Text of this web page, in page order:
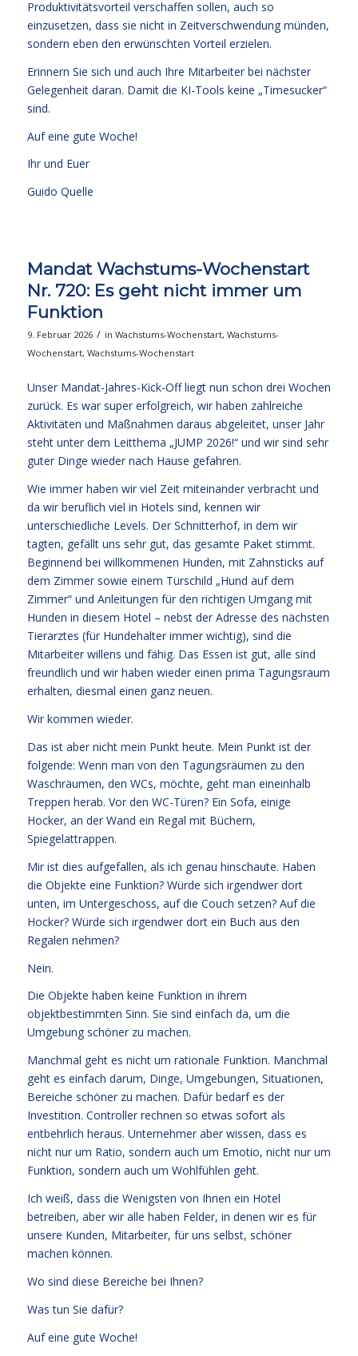
Produktivitätsvorteil verschaffen sollen, auch so
einzusetzen, dass sie nicht in Zeitverschwendung münden,
sondern eben den erwünschten Vorteil erzielen.
Erinnern Sie sich und auch Ihre Mitarbeiter bei nächster
Gelegenheit daran. Damit die KI-Tools keine „Timesucker“
sind.
Auf eine gute Woche!
Ihr und Euer
Guido Quelle
Mandat Wachstums-Wochenstart
Nr. 720: Es geht nicht immer um
Funktion
9. Februar 2026 / in Wachstums-Wochenstart, Wachstums-
Wochenstart, Wachstums-Wochenstart
Unser Mandat-Jahres-Kick-Off liegt nun schon drei Wochen
zurück. Es war super erfolgreich, wir haben zahlreiche
Aktivitäten und Maßnahmen daraus abgeleitet, unser Jahr
steht unter dem Leitthema „JUMP 2026!“ und wir sind sehr
guter Dinge wieder nach Hause gefahren.
Wie immer haben wir viel Zeit miteinander verbracht und
da wir beruflich viel in Hotels sind, kennen wir
unterschiedliche Levels. Der Schnitterhof, in dem wir
tagten, gefällt uns sehr gut, das gesamte Paket stimmt.
Beginnend bei willkommenen Hunden, mit Zahnsticks auf
dem Zimmer sowie einem Türschild „Hund auf dem
Zimmer“ und Anleitungen für den richtigen Umgang mit
Hunden in diesem Hotel – nebst der Adresse des nächsten
Tierarztes (für Hundehalter immer wichtig), sind die
Mitarbeiter willens und fähig. Das Essen ist gut, alle sind
freundlich und wir haben wieder einen prima Tagungsraum
erhalten, diesmal einen ganz neuen.
Wir kommen wieder.
Das ist aber nicht mein Punkt heute. Mein Punkt ist der
folgende: Wenn man von den Tagungsräumen zu den
Waschräumen, den WCs, möchte, geht man eineinhalb
Treppen herab. Vor den WC-Türen? Ein Sofa, einige
Hocker, an der Wand ein Regal mit Büchern,
Spiegelattrappen.
Mir ist dies aufgefallen, als ich genau hinschaute. Haben
die Objekte eine Funktion? Würde sich irgendwer dort
unten, im Untergeschoss, auf die Couch setzen? Auf die
Hocker? Würde sich irgendwer dort ein Buch aus den
Regalen nehmen?
Nein.
Die Objekte haben keine Funktion in ihrem
objektbestimmten Sinn. Sie sind einfach da, um die
Umgebung schöner zu machen.
Manchmal geht es nicht um rationale Funktion. Manchmal
geht es einfach darum, Dinge, Umgebungen, Situationen,
Bereiche schöner zu machen. Dafür bedarf es der
Investition. Controller rechnen so etwas sofort als
entbehrlich heraus. Unternehmer aber wissen, dass es
nicht nur um Ratio, sondern auch um Emotio, nicht nur um
Funktion, sondern auch um Wohlfühlen geht.
Ich weiß, dass die Wenigsten von Ihnen ein Hotel
betreiben, aber wir alle haben Felder, in denen wir es für
unsere Kunden, Mitarbeiter, für uns selbst, schöner
machen können.
Wo sind diese Bereiche bei Ihnen?
Was tun Sie dafür?
Auf eine gute Woche!